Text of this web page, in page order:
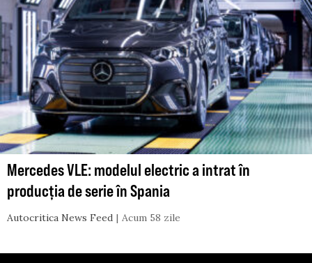
Mercedes VLE: modelul electric a intrat în
producția de serie în Spania
Autocritica News Feed Acum 58 zile